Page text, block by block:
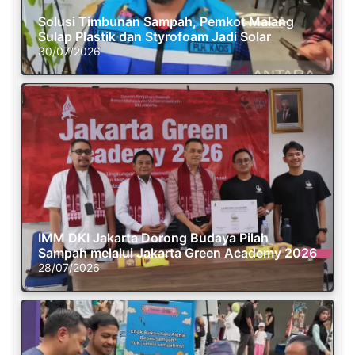
Solusi Timbunan Sampah, Pemkot Malang
Sulap Plastik dan Styrofoam Jadi Solar
30/07/2026
IMM DKI Jakarta Dorong Budaya Pilah
Sampah melalui Jakarta Green Academy 2026
28/07/2026